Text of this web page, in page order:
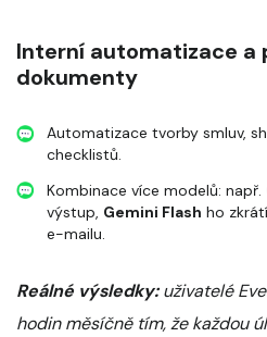
Interní automatizace a
dokumenty
Automatizace tvorby smluv,
checklistů.
Kombinace více modelů: např.
výstup, Gemini Flash ho
e-mailu.
Reálné výsledky:uživatelé
hodin měsíčně tím, že každou